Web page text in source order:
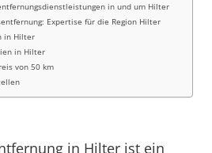
in und um Hilter
Expertise für die Region Hilter
in Hilter
in Hilter
von 50 km
in Hilter ist ein